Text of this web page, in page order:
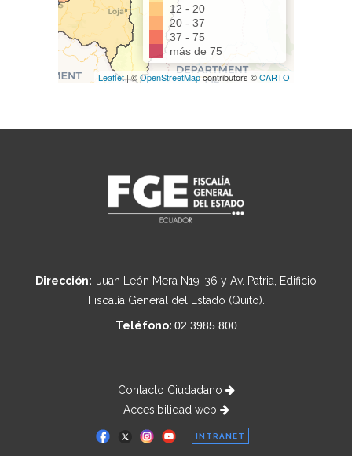
Dirección: Juan León Mera N19-36 y Av. Patria, Edificio
Fiscalía General del Estado (Quito).
Teléfono: 02 3985 800
Contacto Ciudadano
Accesibilidad web
INTRANET